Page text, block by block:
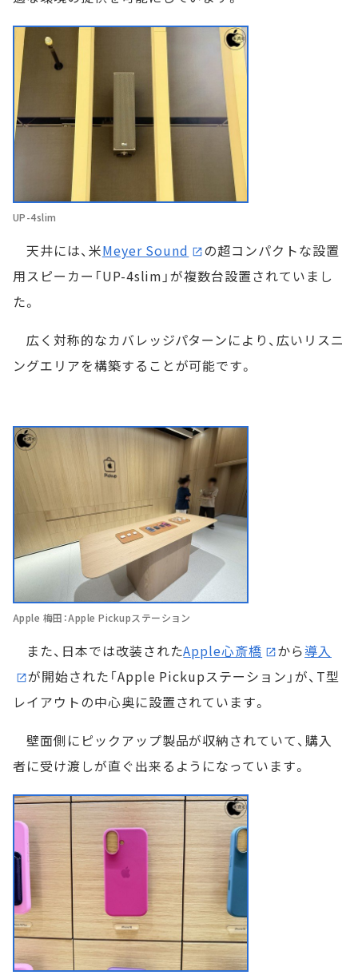
UP-4slim
天井には、米Meyer Sound
の超コンパクトな設置
用スピーカー「UP-4slim」が複数台設置されていまし
た。
広く対称的なカバレッジパターンにより、広いリスニ
ングエリアを構築することが可能です。
Apple 梅田：Apple Pickupステーション
また、日本では改装されたApple心斎橋 から導入
が開始された「Apple Pickupステーション」が、T型
レイアウトの中心奥に設置されています。
壁面側にピックアップ製品が収納されていて、購入
者に受け渡しが直ぐ出来るようになっています。